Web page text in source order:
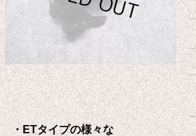
・ETタイプの様々な